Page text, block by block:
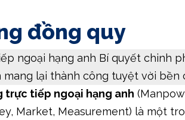
đồng quy
trực tiếp ngoại hạng anh
Market, Measurement) là một